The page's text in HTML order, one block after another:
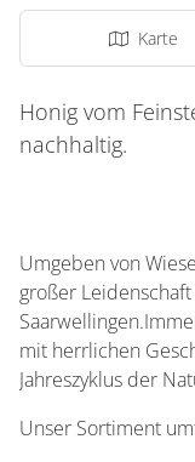
Karte
Honig vom
nachhaltig.
Umgeben von
großer
mit herrlichen
Jahreszyklus der
Unser Sortiment